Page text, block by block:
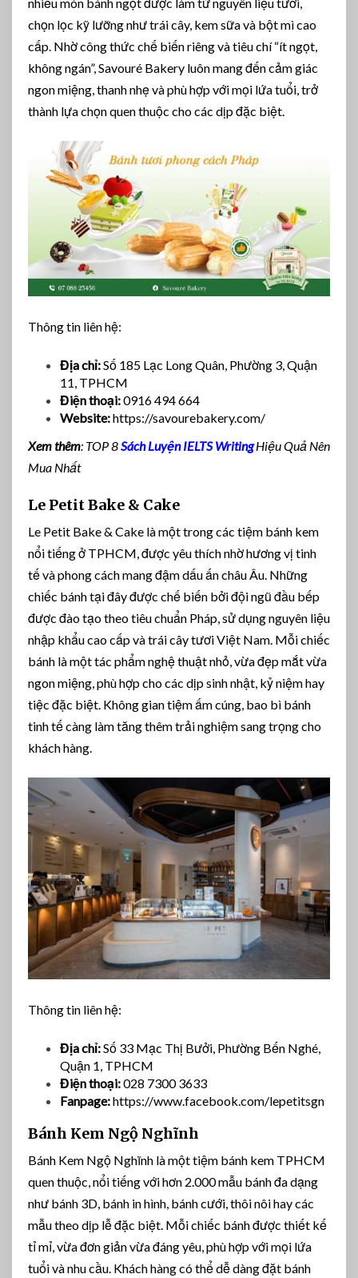
nhiều món bánh ngọt được làm từ nguyên liệu tươi,
chọn lọc kỹ lưỡng như trái cây, kem sữa và bột mì cao
cấp. Nhờ công thức chế biến riêng và tiêu chí “ít ngọt,
không ngán”, Savouré Bakery luôn mang đến cảm giác
ngon miệng, thanh nhẹ và phù hợp với mọi lứa tuổi, trở
thành lựa chọn quen thuộc cho các dịp đặc biệt.
Thông tin liên hệ:
Địa chỉ:Số 185 Lạc Long Quân, Phường 3, Quận
11, TPHCM
Điện thoại:0916 494 664
Website:https://savourebakery.com/
Xem thêm: TOP 8Sách Luyện IELTS WritingHiệu Quả Nên
Mua Nhất
Le Petit Bake & Cake
Le Petit Bake & Cake là một trong các tiệm bánh kem
nổi tiếng ở TPHCM, được yêu thích nhờ hương vị tinh
tế và phong cách mang đậm dấu ấn châu Âu. Những
chiếc bánh tại đây được chế biến bởi đội ngũ đầu bếp
được đào tạo theo tiêu chuẩn Pháp, sử dụng nguyên liệu
nhập khẩu cao cấp và trái cây tươi Việt Nam. Mỗi chiếc
bánh là một tác phẩm nghệ thuật nhỏ, vừa đẹp mắt vừa
ngon miệng, phù hợp cho các dịp sinh nhật, kỷ niệm hay
tiệc đặc biệt. Không gian tiệm ấm cúng, bao bì bánh
tinh tế càng làm tăng thêm trải nghiệm sang trọng cho
khách hàng.
Thông tin liên hệ:
Địa chỉ:Số 33 Mạc Thị Bưởi, Phường Bến Nghé,
Quận 1, TPHCM
Điện thoại:028 7300 3633
Fanpage:https://www.facebook.com/lepetitsgn
Bánh Kem Ngộ Nghĩnh
Bánh Kem Ngộ Nghĩnh là một tiệm bánh kem TPHCM
quen thuộc, nổi tiếng với hơn 2.000 mẫu bánh đa dạng
như bánh 3D, bánh in hình, bánh cưới, thôi nôi hay các
mẫu theo dịp lễ đặc biệt. Mỗi chiếc bánh được thiết kế
tỉ mỉ, vừa đơn giản vừa đáng yêu, phù hợp với mọi lứa
tuổi và nhu cầu. Khách hàng có thể dễ dàng đặt bánh